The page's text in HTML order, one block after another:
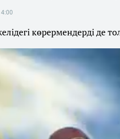
көрермендерді де